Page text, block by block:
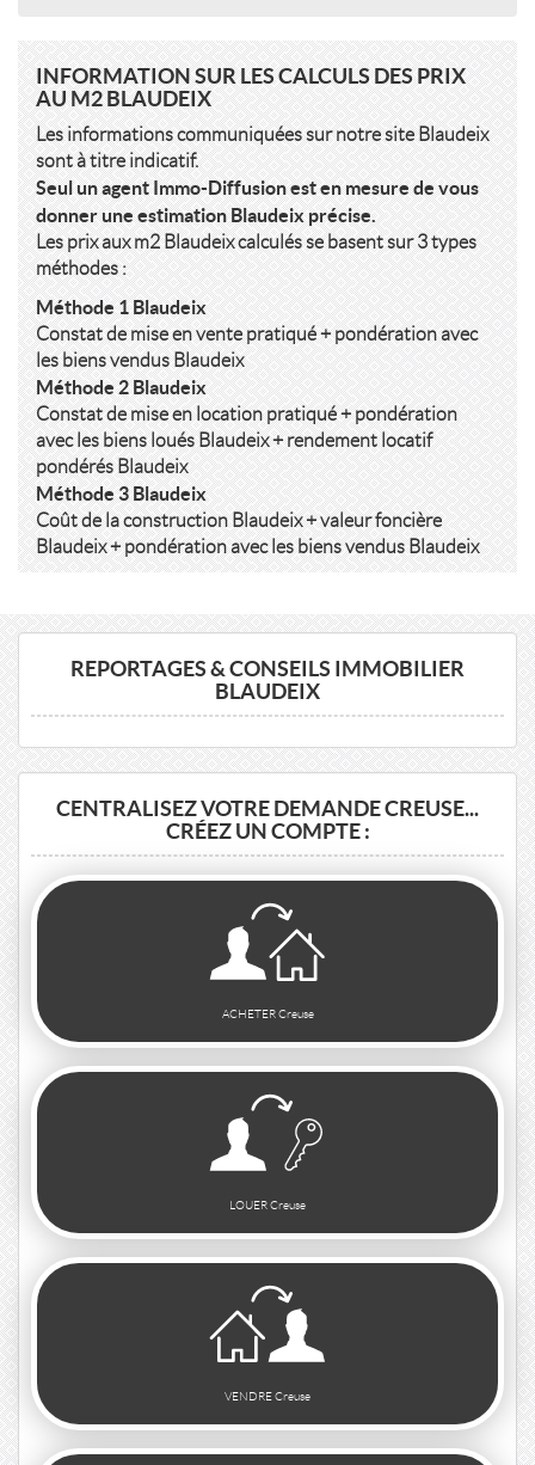
INFORMATION SUR LES CALCULS DES PRIX
AU M2 BLAUDEIX
Les informations communiquées sur notre site Blaudeix
sont à titre indicatif.
Seul un agent Immo-Diffusion est en mesure de vous
donner une estimation Blaudeix précise.
Les prix aux m2 Blaudeix calculés se basent sur 3 types
méthodes :
Méthode 1 Blaudeix
Constat de mise en vente pratiqué + pondération avec
les biens vendus Blaudeix
Méthode 2 Blaudeix
Constat de mise en location pratiqué + pondération
avec les biens loués Blaudeix + rendement locatif
pondérés Blaudeix
Méthode 3 Blaudeix
Coût de la construction Blaudeix + valeur foncière
Blaudeix + pondération avec les biens vendus Blaudeix
REPORTAGES & CONSEILS IMMOBILIER
BLAUDEIX
CENTRALISEZ VOTRE DEMANDE CREUSE...
CRÉEZ UN COMPTE :
ACHETER Creuse
LOUER Creuse
VENDRE Creuse